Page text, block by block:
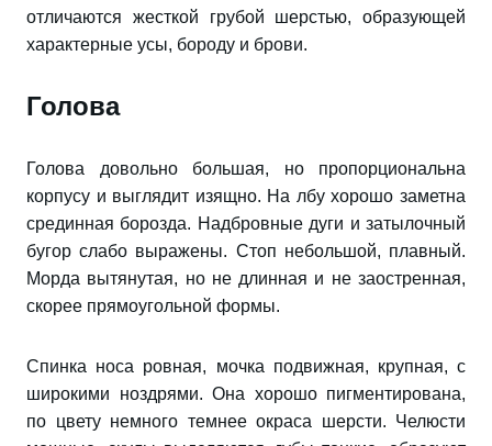
отличаются жесткой грубой шерстью, образующей
характерные усы, бороду и брови.
Голова
Голова довольно большая, но пропорциональна
корпусу и выглядит изящно. На лбу хорошо заметна
срединная борозда. Надбровные дуги и затылочный
бугор слабо выражены. Стоп небольшой, плавный.
Морда вытянутая, но не длинная и не заостренная,
скорее прямоугольной формы.
Спинка носа ровная, мочка подвижная, крупная, с
широкими ноздрями. Она хорошо пигментирована,
по цвету немного темнее окраса шерсти. Челюсти